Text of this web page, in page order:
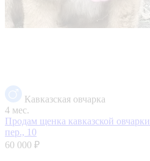
Кавказская овчарка
4 мес.
Продам щенка кавказской овчарки
пер., 10
60 000 ₽